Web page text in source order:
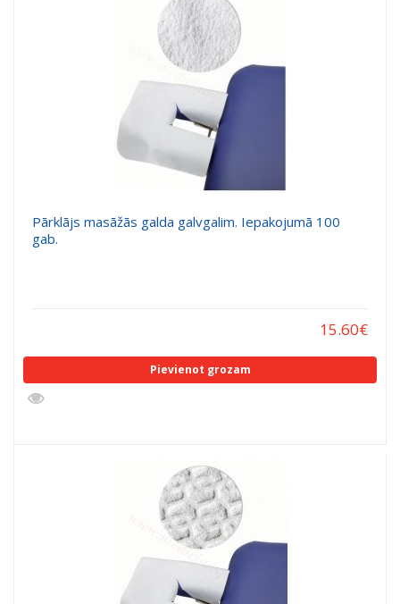
Pārklājs masāžās galda galvgalim. Iepakojumā 100
gab.
15.60€
Pievienot grozam